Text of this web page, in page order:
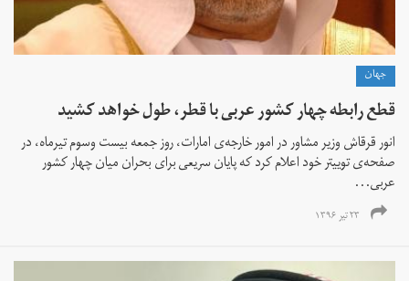
جهان
قطع رابطه چهار کشور عربی با قطر، طول خواهد کشید
انور قرقاش وزیر مشاور در امور خارجه‌ی امارات، روز جمعه بیست وسوم تیرماه، در
صفحه‌ی توییتر خود اعلام کرد که پایان سریعی برای بحران میان چهار کشور
عربی...
۲۳ تیر ۱۳۹۶